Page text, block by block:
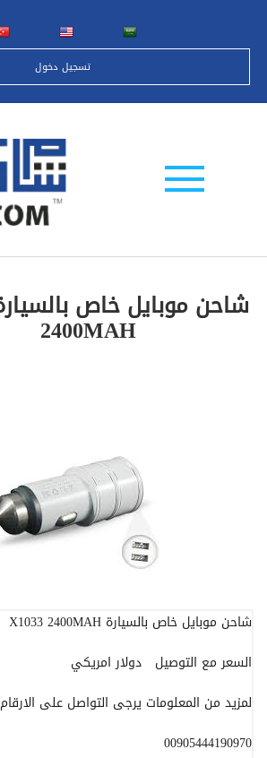
تسجيل دخول
2400MAH
شاحن موبايل خاص بالسيارة X1033 2400MAH
السعر مع التوصيل دولار امريكي
لمزيد من المعلومات يرجى التواصل على الارقام
00905444190970